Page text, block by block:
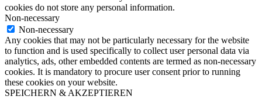
cookies do not store any personal information.
Non-necessary
Non-necessary
Any cookies that may not be particularly necessary for the website
to function and is used specifically to collect user personal data via
analytics, ads, other embedded contents are termed as non-necessary
cookies. It is mandatory to procure user consent prior to running
these cookies on your website.
SPEICHERN & AKZEPTIEREN